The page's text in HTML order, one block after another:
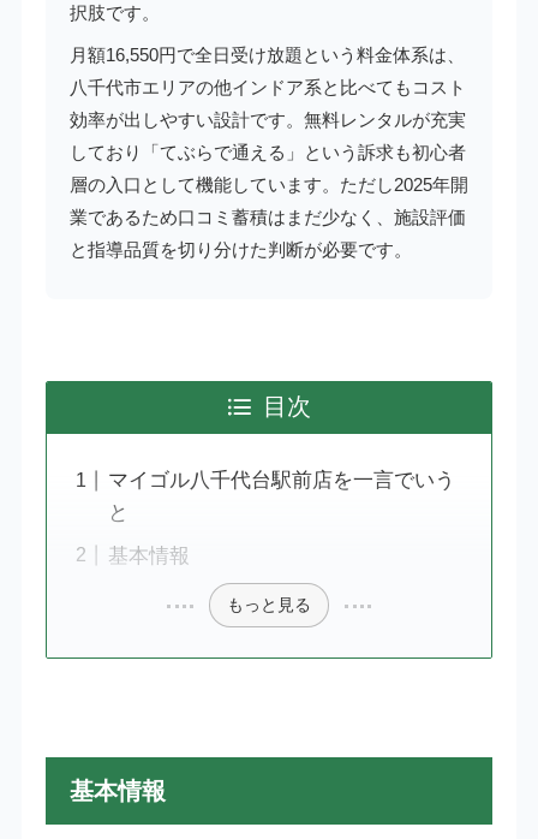
択肢です。
月額16,550円で全日受け放題という料金体系は、
八千代市エリアの他インドア系と比べてもコスト
効率が出しやすい設計です。無料レンタルが充実
しており「てぶらで通える」という訴求も初心者
層の入口として機能しています。ただし2025年開
業であるため口コミ蓄積はまだ少なく、施設評価
と指導品質を切り分けた判断が必要です。
目次
マイゴル八千代台駅前店を一言でいう
と
基本情報
もっと見る
基本情報